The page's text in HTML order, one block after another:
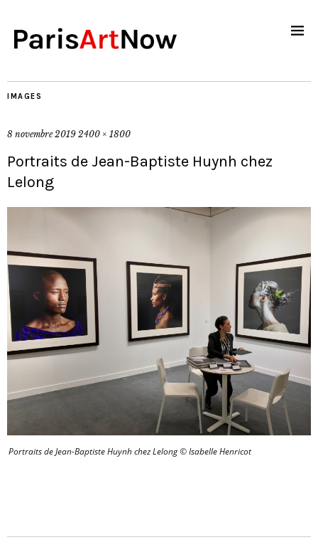
IMAGES
8 novembre 2019 2400 × 1800
Portraits de Jean-Baptiste Huynh chez
Lelong
Portraits de Jean-Baptiste Huynh chez Lelong © Isabelle Henricot